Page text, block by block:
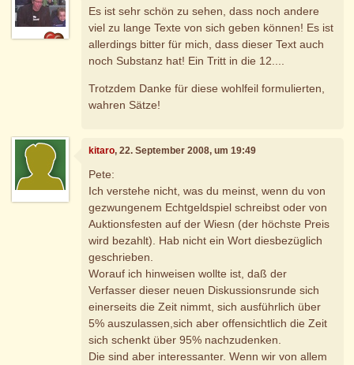
Es ist sehr schön zu sehen, dass noch andere
viel zu lange Texte von sich geben können! Es ist
allerdings bitter für mich, dass dieser Text auch
noch Substanz hat! Ein Tritt in die 12....
Trotzdem Danke für diese wohlfeil formulierten,
wahren Sätze!
kitaro, 22. September 2008, um 19:49
Pete:
Ich verstehe nicht, was du meinst, wenn du von
gezwungenem Echtgeldspiel schreibst oder von
Auktionsfesten auf der Wiesn (der höchste Preis
wird bezahlt). Hab nicht ein Wort diesbezüglich
geschrieben.
Worauf ich hinweisen wollte ist, daß der
Verfasser dieser neuen Diskussionsrunde sich
einerseits die Zeit nimmt, sich ausführlich über
5% auszulassen,sich aber offensichtlich die Zeit
sich schenkt über 95% nachzudenken.
Die sind aber interessanter. Wenn wir von allem